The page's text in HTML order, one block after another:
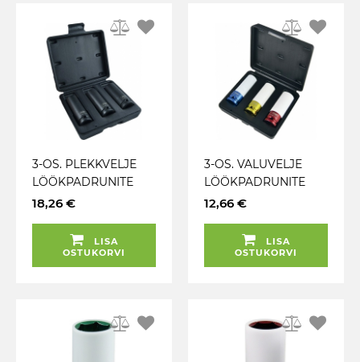
3-OS. PLEKKVELJE
LÖÖKPADRUNITE
KOMPLEKT 17 / 19 /
18,26 €
LISA
OSTUKORVI
3-OS. VALUVELJE
LÖÖKPADRUNITE
KOMPLEKT 17 / 19 /
12,66 €
LISA
OSTUKORVI